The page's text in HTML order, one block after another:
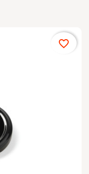
favorite_border